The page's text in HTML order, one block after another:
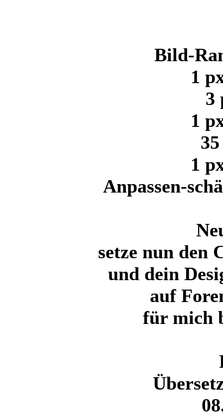
Bild-
1
3
1
1
Anpassen-
setze nun den
und dein
auf
für mich